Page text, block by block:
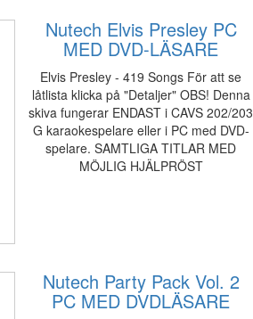
Nutech Elvis Presley PC
MED DVD-LÄSARE
Elvis Presley - 419 Songs För att se
låtlista klicka på "Detaljer" OBS! Denna
skiva fungerar ENDAST i CAVS 202/203
G karaokespelare eller i PC med DVD-
spelare. SAMTLIGA TITLAR MED
MÖJLIG HJÄLPRÖST
Nutech Party Pack Vol. 2
PC MED DVDLÄSARE